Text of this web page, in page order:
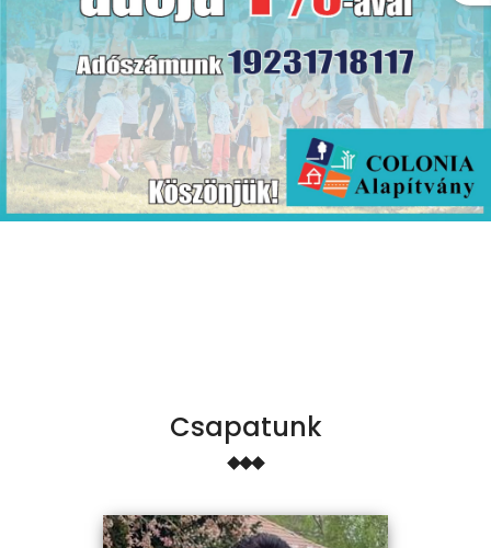
Csapatunk